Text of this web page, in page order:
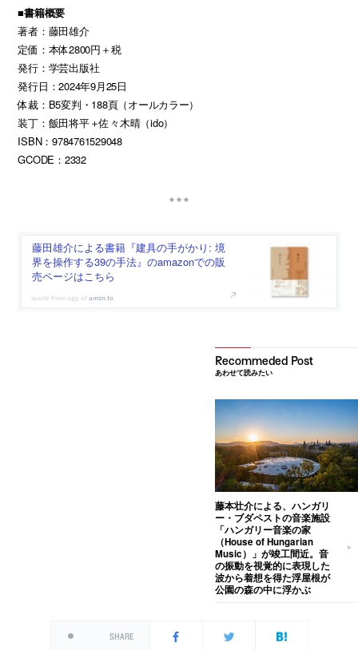
■書籍概要
著者：藤田雄介
定価：本体2800円＋税
発行：学芸出版社
発行日：2024年9月25日
体裁：B5変判・188頁（オールカラー）
装丁：飯田将平＋佐々木晴（ido）
ISBN：9784761529048
GCODE：2332
藤田雄介による書籍『建具の手がかり: 境
界を操作する39の手法』のamazonでの販
売ページはこちら
amzn.to
あわせて読みたい
藤本壮介による、ハンガリ
ー・ブダペストの音楽施設
「ハンガリー音楽の家
（House of Hungarian
Music）」が竣工間近。音
の振動を視覚的に表現した
波から着想を得た浮屋根が
公園の森の中に浮かぶ
SHARE